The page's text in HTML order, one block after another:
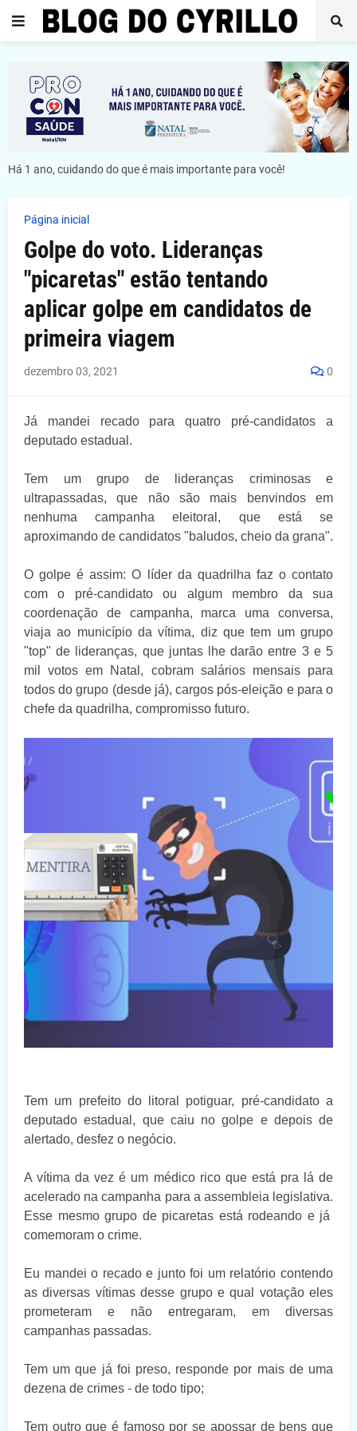
Há 1 ano, cuidando do que é mais importante para você!
Página inicial
Golpe do voto. Lideranças
"picaretas" estão tentando
aplicar golpe em candidatos de
primeira viagem
dezembro 03, 2021 0
Já mandei recado para quatro pré-candidatos a
deputado estadual.
Tem um grupo de lideranças criminosas e
ultrapassadas, que não são mais benvindos em
nenhuma campanha eleitoral, que está se
aproximando de candidatos "baludos, cheio da grana".
O golpe é assim:O líder da quadrilha faz o contato
com o pré-candidato ou algum membro da sua
coordenação de campanha, marca uma conversa,
viaja ao município da vítima, diz que tem um grupo
"top" de lideranças, que juntas lhe darão entre 3 e 5
mil votos em Natal, cobram salários mensais para
todos do grupo (desde já), cargos pós-eleição e para o
chefe da quadrilha, compromisso futuro.
Tem um prefeito do litoral potiguar, pré-candidato a
deputado estadual, que caiu no golpe e depois de
alertado, desfez o negócio.
A vítima da vez é um médico rico que está pra lá de
acelerado na campanha para a assembleia legislativa.
Esse mesmo grupo de picaretas está rodeando e já
comemoram o crime.
Eu mandei o recado e junto foi um relatório contendo
as diversas vítimas desse grupo e qual votação eles
prometeram e não entregaram, em diversas
campanhas passadas.
Tem um que já foi preso, responde por mais de uma
dezena de crimes - de todo tipo;
Tem outro que é famoso por se apossar de bens que